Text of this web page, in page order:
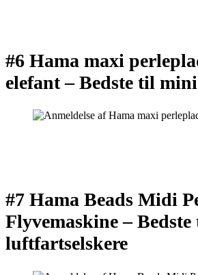
#6 Hama maxi
elefant –Bedste til
#7 Hama Beads Midi
Flyvemaskine –
luftfartselskere